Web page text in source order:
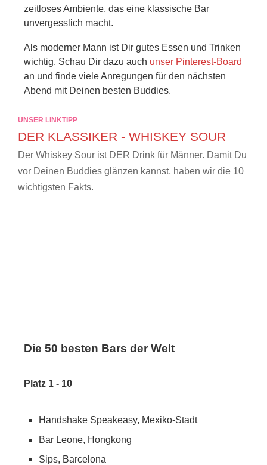
zeitloses Ambiente, das eine klassische Bar
unvergesslich macht.
Als moderner Mann ist Dir gutes Essen und Trinken
wichtig. Schau Dir dazu auch unser Pinterest-Board
an und finde viele Anregungen für den nächsten
Abend mit Deinen besten Buddies.
UNSER LINKTIPP
DER KLASSIKER - WHISKEY SOUR
Der Whiskey Sour ist DER Drink für Männer. Damit Du
vor Deinen Buddies glänzen kannst, haben wir die 10
wichtigsten Fakts.
Die 50 besten Bars der Welt
Platz 1 - 10
Handshake Speakeasy, Mexiko-Stadt
Bar Leone, Hongkong
Sips, Barcelona